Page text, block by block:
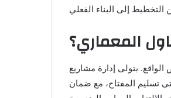
المعماري؟
يتولى إدارة مشاريع
تسليم المفتاح، مع ضمان